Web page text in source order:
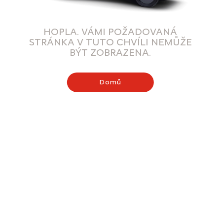
HOPLA. VÁMI POŽADOVANÁ
STRÁNKA V TUTO CHVÍLI NEMŮŽE
BÝT ZOBRAZENA.
Domů